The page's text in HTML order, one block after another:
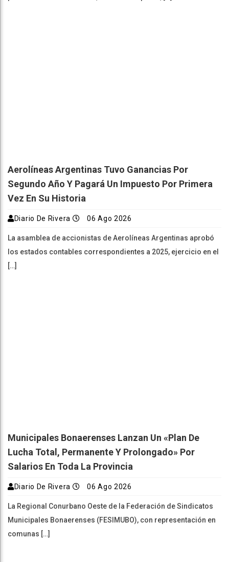
Aerolíneas Argentinas Tuvo Ganancias Por
Segundo Año Y Pagará Un Impuesto Por Primera
Vez En Su Historia
Diario De Rivera 06 Ago 2026
La asamblea de accionistas de Aerolíneas Argentinas aprobó
los estados contables correspondientes a 2025, ejercicio en el
[…]
Municipales Bonaerenses Lanzan Un «plan De
Lucha Total, Permanente Y Prolongado» Por
Salarios En Toda La Provincia
Diario De Rivera 06 Ago 2026
La Regional Conurbano Oeste de la Federación de Sindicatos
Municipales Bonaerenses (FESIMUBO), con representación en
comunas […]